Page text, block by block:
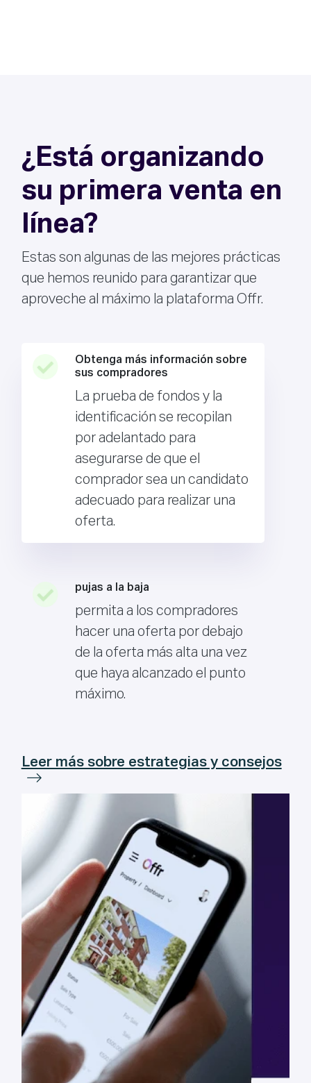
¿Está organizando
su primera venta en
línea?
Estas son algunas de las mejores prácticas
que hemos reunido para garantizar que
aproveche al máximo la plataforma Offr.
Obtenga más información sobre
sus compradores
La prueba de fondos y la
identificación se recopilan
por adelantado para
asegurarse de que el
comprador sea un candidato
adecuado para realizar una
oferta.
pujas a la baja
permita a los compradores
hacer una oferta por debajo
de la oferta más alta una vez
que haya alcanzado el punto
máximo.
Leer más sobre estrategias y consejos